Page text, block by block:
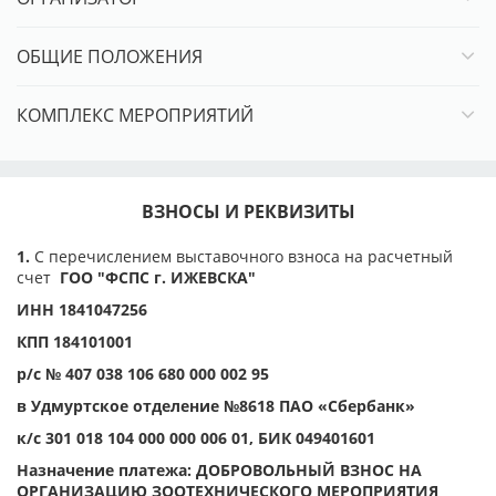
ПРАВИЛА РЕГИСТРАЦИИ
Документы Регистрация собак для участия в выставке
заявочный лист на одну собаку, подписанный
- копия метрики или родословной собаки,
- копия квитанции об оплате добровольного целевого
- копии чемпионских сертификатов при регистрации в
класс чемпионов,
класс. Дисциплины, сертификаты которых являются
основанием для записи в рабочий класс на выставках
различного ранга для пород разных групп FCI, указаны
здесь.
Без предоставления вышеперечисленных
ОБЩИЕ ПОЛОЖЕНИЯ
КОМПЛЕКС МЕРОПРИЯТИЙ
ВЗНОСЫ И РЕКВИЗИТЫ
1. С перечислением выставочного взноса на расчетный
счет ГОО "ФСПС г. ИЖЕВСКА"
ИНН 1841047256
КПП 184101001
р/с № 407 038 106 680 000 002 95
в Удмуртское отделение №8618 ПАО «Сбербанк»
к/с 301 018 104 000 000 006 01, БИК 049401601
Назначение платежа: ДОБРОВОЛЬНЫЙ ВЗНОС НА
ОРГАНИЗАЦИЮ ЗООТЕХНИЧЕСКОГО МЕРОПРИЯТИЯ